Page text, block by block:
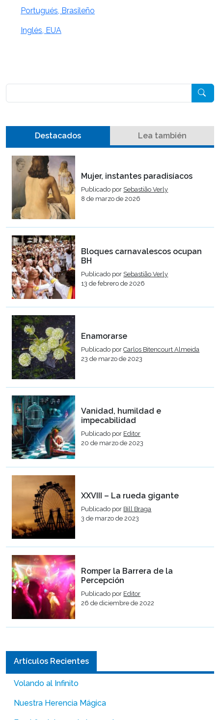
Portugués, Brasileño
Inglés, EUA
Destacados Lea también
Mujer, instantes paradisíacos
Publicado por Sebastião Verly
8 de marzo de 2026
Bloques carnavalescos ocupan
BH
Publicado por Sebastião Verly
13 de febrero de 2026
Enamorarse
Publicado porCarlos Bitencourt Almeida
23 de marzo de 2023
Vanidad, humildad e
impecabilidad
Publicado por Editor
20 de marzo de 2023
XXVIII – La rueda gigante
Publicado por Bill Braga
3 de marzo de 2023
Romper la Barrera de la
Percepción
Publicado por Editor
26 de diciembre de 2022
Artículos Recientes
Volando al Infinito
Nuestra Herencia Mágica